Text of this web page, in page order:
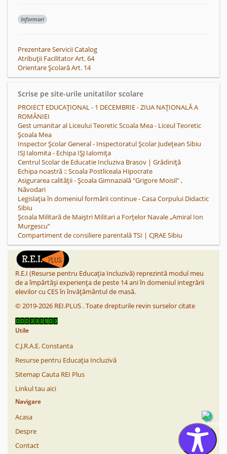
Informari
Prezentare Servicii Catalog
Atribuții Facilitator Art. 64
Orientare Școlară Art. 14
Scrise pe site-urile unitatilor scolare
PROIECT EDUCAȚIONAL - 1 DECEMBRIE - ZIUA NAȚIONALĂ A
ROMÂNIEI
Gest umanitar al Liceului Teoretic Scoala Mea - Liceul Teoretic
Școala Mea
Inspector Școlar General - Inspectoratul Școlar Județean Sibiu
ISJ Ialomita - Echipa IŞJ Ialomiţa
Centrul Scolar de Educatie Incluziva Brasov | Grădiniţă
Echipa noastră :: Scoala Postliceala Hipocrate
Asigurarea calităţii - Școala Gimnazială "Grigore Moisil" ,
Năvodari
Legislația în domeniul formării continue - Casa Corpului Didactic
Sibiu
Școala Militară de Maiștri Militari a Forțelor Navale „Amiral Ion
Murgescu“
Compartiment de consiliere parentală TSI | CJRAE Sibiu
R.E.I (Resurse pentru Educația Incluzivă) reprezintă modul meu
de a împărtăși experiența de peste 14 ani în domeniul integrării
elevilor cu CES în învățământul de masă.
©2019-2026 REI.PLUS .Toate drepturile revin surselor citate
Utile
C.J.R.A.E. Constanta
Resurse pentru Educația Incluzivă
Sitemap Cauta REI Plus
Linkul tau aici
Navigare
Acasa
Despre
Contact